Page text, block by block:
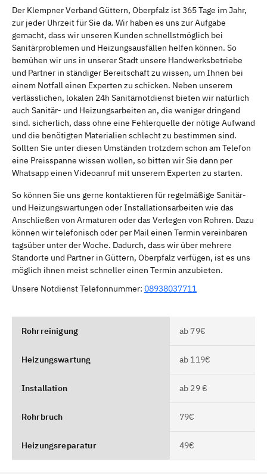
Der Klempner Verband Güttern, Oberpfalz ist 365 Tage im Jahr,
zur jeder Uhrzeit für Sie da. Wir haben es uns zur Aufgabe
gemacht, dass wir unseren Kunden schnellstmöglich bei
Sanitärproblemen und Heizungsausfällen helfen können. So
bemühen wir uns in unserer Stadt unsere Handwerksbetriebe
und Partner in ständiger Bereitschaft zu wissen, um Ihnen bei
einem Notfall einen Experten zu schicken. Neben unserem
verlässlichen, lokalen 24h Sanitärnotdienst bieten wir natürlich
auch Sanitär- und Heizungsarbeiten an, die weniger dringend
sind. sicherlich, dass ohne eine Fehlerquelle der nötige Aufwand
und die benötigten Materialien schlecht zu bestimmen sind.
Sollten Sie unter diesen Umständen trotzdem schon am Telefon
eine Preisspanne wissen wollen, so bitten wir Sie dann per
Whatsapp einen Videoanruf mit unserem Experten zu starten.
So können Sie uns gerne kontaktieren für regelmäßige Sanitär-
und Heizungswartungen oder Installationsarbeiten wie das
Anschließen von Armaturen oder das Verlegen von Rohren. Dazu
können wir telefonisch oder per Mail einen Termin vereinbaren
tagsüber unter der Woche. Dadurch, dass wir über mehrere
Standorte und Partner in Güttern, Oberpfalz verfügen, ist es uns
möglich ihnen meist schneller einen Termin anzubieten.
Unsere Notdienst Telefonnummer: 08938037711
Rohrreinigung ab 79€
Heizungswartung ab 119€
Installation ab 29 €
Rohrbruch 79€
Heizungsreparatur 49€